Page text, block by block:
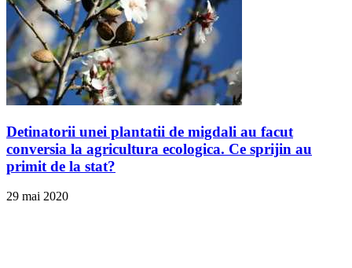
Detinatorii unei plantatii de migdali au facut
conversia la agricultura ecologica. Ce sprijin au
primit de la stat?
29 mai 2020